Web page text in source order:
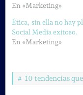
En «Marketing»
Ética, sin ella no hay
Social Media exitoso.
En «Marketing»
10 tendencias